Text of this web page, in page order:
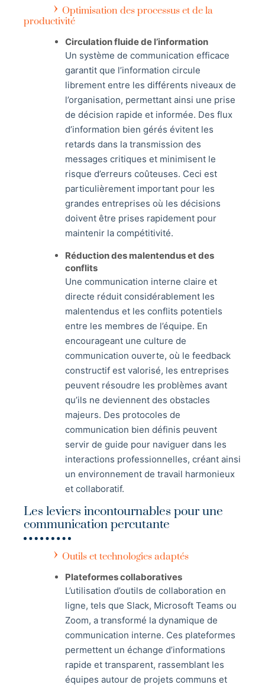
Optimisation des processus et de la
productivité
Circulation fluide de l’information
Un système de communication efficace
garantit que l’information circule
librement entre les différents niveaux de
l’organisation, permettant ainsi une prise
de décision rapide et informée. Des flux
d’information bien gérés évitent les
retards dans la transmission des
messages critiques et minimisent le
risque d’erreurs coûteuses. Ceci est
particulièrement important pour les
grandes entreprises où les décisions
doivent être prises rapidement pour
maintenir la compétitivité.
Réduction des malentendus et des
conflits
Une communication interne claire et
directe réduit considérablement les
malentendus et les conflits potentiels
entre les membres de l’équipe. En
encourageant une culture de
communication ouverte, où le feedback
constructif est valorisé, les entreprises
peuvent résoudre les problèmes avant
qu’ils ne deviennent des obstacles
majeurs. Des protocoles de
communication bien définis peuvent
servir de guide pour naviguer dans les
interactions professionnelles, créant ainsi
un environnement de travail harmonieux
et collaboratif.
Les leviers incontournables pour une
communication percutante
Outils et technologies adaptés
Plateformes collaboratives
L’utilisation d’outils de collaboration en
ligne, tels que Slack, Microsoft Teams ou
Zoom, a transformé la dynamique de
communication interne. Ces plateformes
permettent un échange d’informations
rapide et transparent, rassemblant les
équipes autour de projets communs et